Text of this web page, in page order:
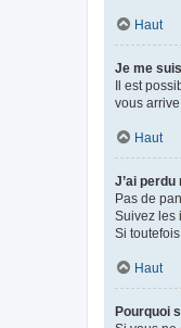
Haut
Je me
Il est
vous
Haut
J’ai
Pas de
Suivez les
Si
Haut
Pourquoi